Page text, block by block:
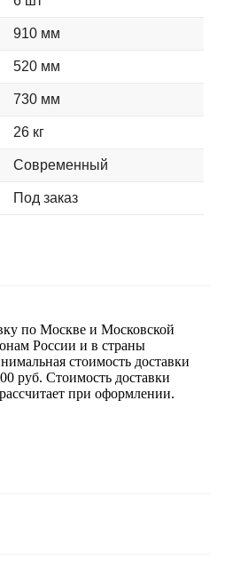
910 мм
520 мм
730 мм
26 кг
Современный
Под заказ
по Москве и Московской
России и в страны
стоимость доставки
руб. Стоимость доставки
при оформлении.
покупки при